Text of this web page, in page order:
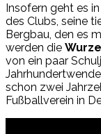
Insofern geht es
des Clubs, seine
Bergbau, den es
werden die
von ein paar
schon zwei
Fußballverein in